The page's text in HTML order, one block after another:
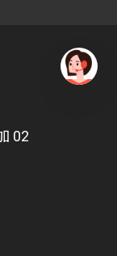
充分知悉與同意
服務、處理付
務處理之目
於中華民國境
機構及信用卡
02